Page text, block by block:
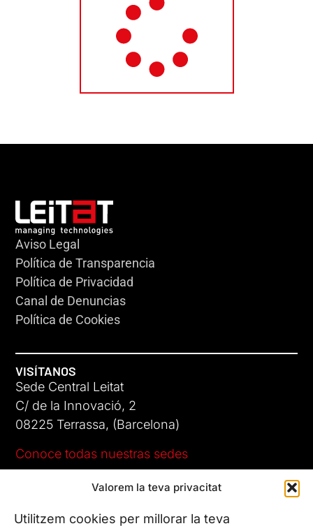
Valorem la teva privacitat
Utilitzem cookies per millorar la teva
Aviso Legal
Política de Transparencia
Política de Privacidad
Canal de Denuncias
Política de Cookies
VISÍTANOS
Sede Central Leitat
C/ de la Innovació, 2
08225 Terrassa, (Barcelona)
Conoce todas nuestras sedes
Tel. (+34) 937 882 300